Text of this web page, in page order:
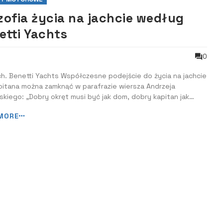
życia na jachcie według
Yachts
0
Benetti Yachts Współczesne podejście do życia na jachcie
można zamknąć w parafrazie wiersza Andrzeja
„Dobry okręt musi być jak dom, dobry kapitan jak
dodaliby do tego jeszcze sporą szczyptę luksusu i